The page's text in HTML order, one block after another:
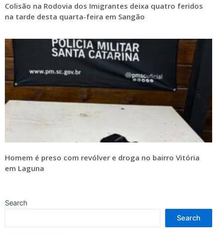
Colisão na Rodovia dos Imigrantes deixa quatro feridos
na tarde desta quarta-feira em Sangão
Homem é preso com revólver e droga no bairro Vitória
em Laguna
Search
Search